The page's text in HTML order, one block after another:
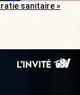
sanitaire »